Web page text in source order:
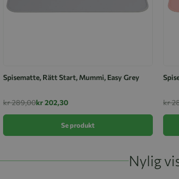
Spisematte, Rätt Start, Mummi, Easy Grey
kr 289,00kr 202,30
Se produkt
kr
Nylig